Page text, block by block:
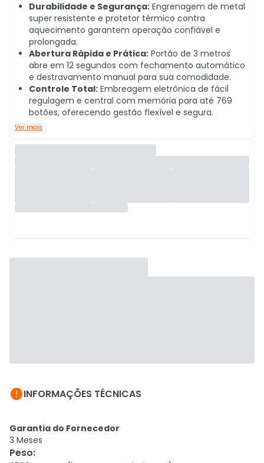
Durabilidade e Segurança: Engrenagem de metal
super resistente e protetor térmico contra
aquecimento garantem operação confiável e
prolongada.
Abertura Rápida e Prática: Portão de 3 metros
abre em 12 segundos com fechamento automático
e destravamento manual para sua comodidade.
Controle Total: Embreagem eletrônica de fácil
regulagem e central com memória para até 769
botões, oferecendo gestão flexível e segura.
Ver mais
INFORMAÇÕES TÉCNICAS
Garantia do Fornecedor
3 Meses
Peso: